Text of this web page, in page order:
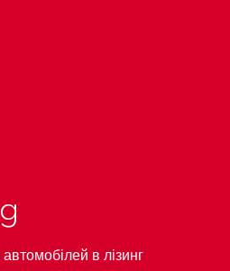
в лізинг